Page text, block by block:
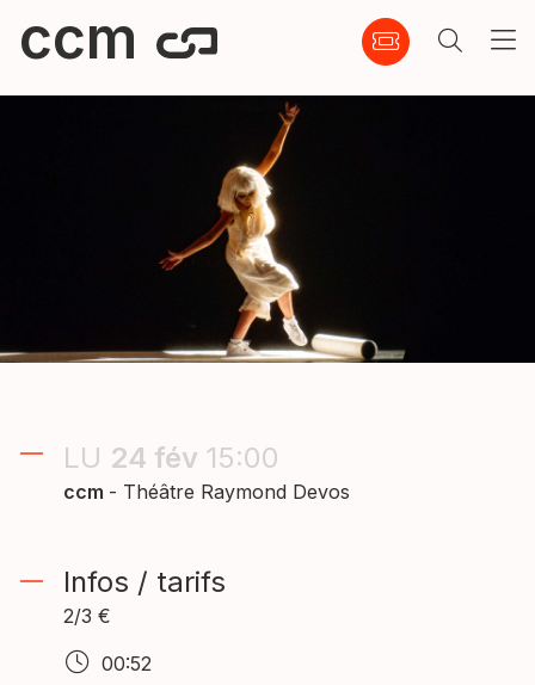
ccm
LU 24 fév 15:00
ccm - Théâtre Raymond Devos
Infos / tarifs
2/3 €
00:52